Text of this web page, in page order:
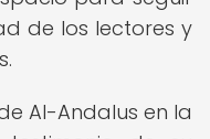
de los lectores y
Al-Andalus en la